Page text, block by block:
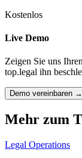
Kostenlos
Live Demo
Zeigen Sie uns
top.legal ihn
Demo vereinbaren →
Mehr zum
Legal Operations